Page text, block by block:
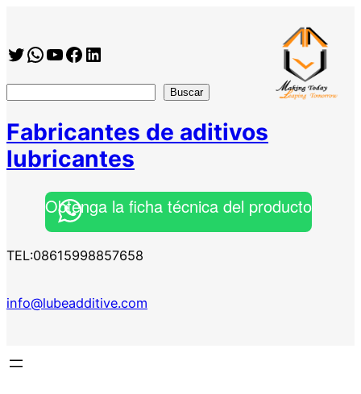
contenido
Twitter
WhatsApp
YouTube
Facebook
https://www.linkedin.com/company/shanghai-minglan-chemical-co–ltd
Buscar
Fabricantes de aditivos
lubricantes
Obtenga la ficha técnica del producto
TEL:08615998857658
info@lubeadditive.com